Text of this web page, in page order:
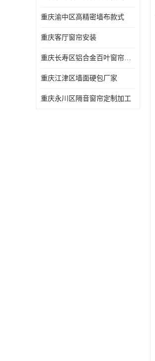
重庆渝中区高精密墙布款式
重庆客厅窗帘安装
重庆长寿区铝合金百叶窗帘价格
重庆江津区墙面硬包厂家
重庆永川区隔音窗帘定制加工